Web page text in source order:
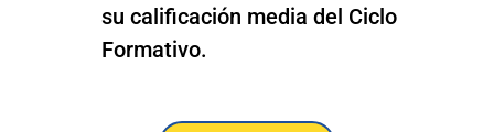
su calificación media del Ciclo
Formativo.